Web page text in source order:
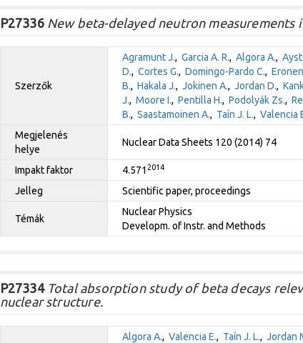
P27336New beta-delayed neutron measurements
Szerzők
Agramunt J., Garcia A. R., Algora A.,
D., Cortes G., Domingo-Pardo C.,
B., Hakala J., Jokinen A., Jordan D.,
J., Moore I., Pentilla H., Podolyák Zs.,
B., Saastamoinen A., Taín J. L., Valencia
Megjelenés
helye
Nuclear Data Sheets 120 (2014) 74
Impakt faktor 4.571 2014
Jelleg Scientific paper, proceedings
Témák
Nuclear Physics
Developm. of Instr. and Methods
P27334Total absorption study of beta decays
nuclear structure.
Algora A., Valencia E., Taín J. L., Jordan